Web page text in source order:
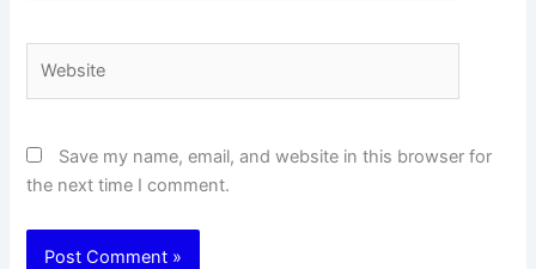
Save my name, email, and website in this browser for
the next time I comment.